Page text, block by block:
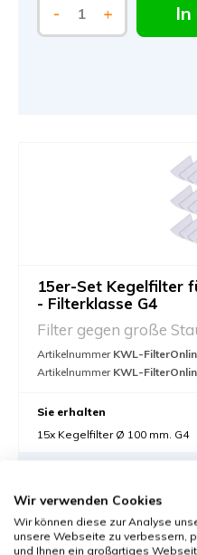
- + In
15er-Set Kegelfilter
- Filterklasse G4
Filter gegen große
Artikelnummer KWL-
Artikelnummer KWL-
Sie erhalten
15x Kegelfilter Ø 100 mm. G4
28,00 €
- + In
Wir verwenden Cookies
Wir können diese zur Analyse
unsere Webseite zu verbessern,
und Ihnen ein großartiges